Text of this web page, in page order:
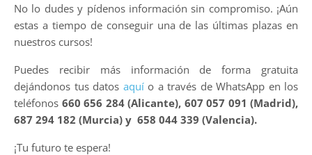
No lo dudes y pídenos información sin compromiso. ¡Aún
estas a tiempo de conseguir una de las últimas plazas en
nuestros cursos!
Puedes recibir más información de forma gratuita
dejándonos tus datos aquío a través de WhatsApp en los
teléfonos 660 656 284 (Alicante), 607 057 091 (Madrid),
687 294 182 (Murcia) y 658 044 339 (Valencia).
¡Tu futuro te espera!